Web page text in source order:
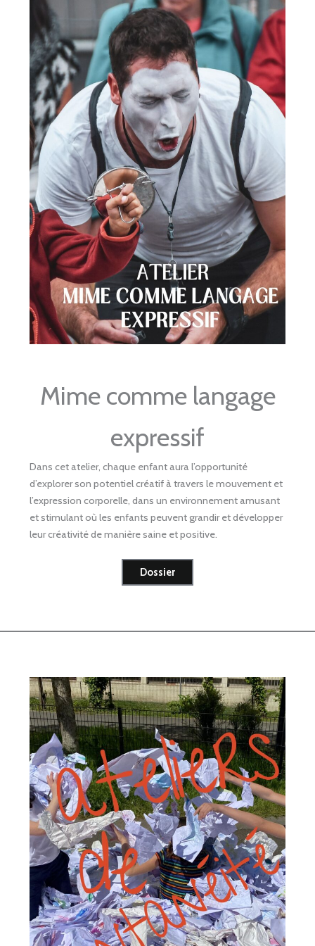
Mime comme langage
expressif
Dans cet atelier, chaque enfant aura l’opportunité
d’explorer son potentiel créatif à travers le mouvement et
l’expression corporelle, dans un environnement amusant
et stimulant où les enfants peuvent grandir et développer
leur créativité de manière saine et positive.
Dossier